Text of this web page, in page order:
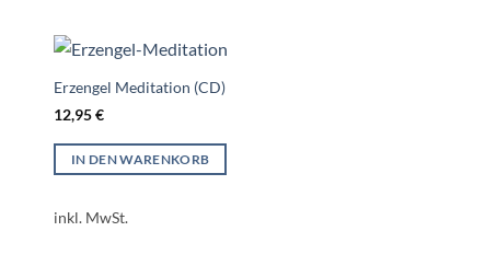
Erzengel Meditation (CD)
12,95€
IN DEN WARENKORB
inkl. MwSt.